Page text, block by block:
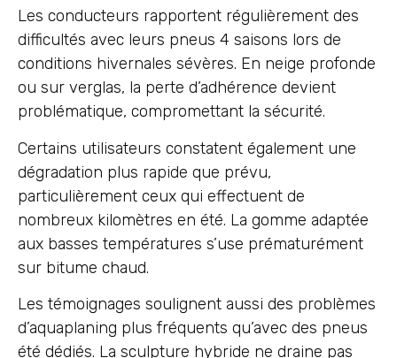
Les conducteurs rapportent régulièrement des
difficultés avec leurs pneus 4 saisons lors de
conditions hivernales sévères. En neige profonde
ou sur verglas, la perte d’adhérence devient
problématique, compromettant la sécurité.
Certains utilisateurs constatent également une
dégradation plus rapide que prévu,
particulièrement ceux qui effectuent de
nombreux kilomètres en été. La gomme adaptée
aux basses températures s’use prématurément
sur bitume chaud.
Les témoignages soulignent aussi des problèmes
d’aquaplaning plus fréquents qu’avec des pneus
été dédiés. La sculpture hybride ne draine pas